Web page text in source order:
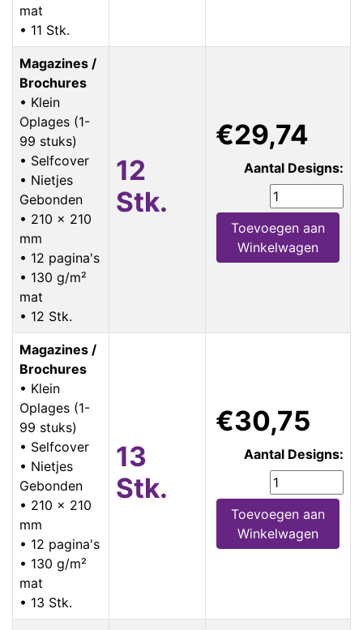
mat
• 11 Stk.
Magazines /
Brochures
• Klein
Oplages (1-
99 stuks)
• Selfcover
• Nietjes
Gebonden
• 210 x 210
mm
• 12 pagina's
• 130 g/m²
mat
• 12 Stk.
12
Stk.
€29,74
Aantal Designs:
Toevoegen aan
Winkelwagen
Magazines /
Brochures
• Klein
Oplages (1-
99 stuks)
• Selfcover
• Nietjes
Gebonden
• 210 x 210
mm
• 12 pagina's
• 130 g/m²
mat
• 13 Stk.
13
Stk.
€30,75
Aantal Designs:
Toevoegen aan
Winkelwagen